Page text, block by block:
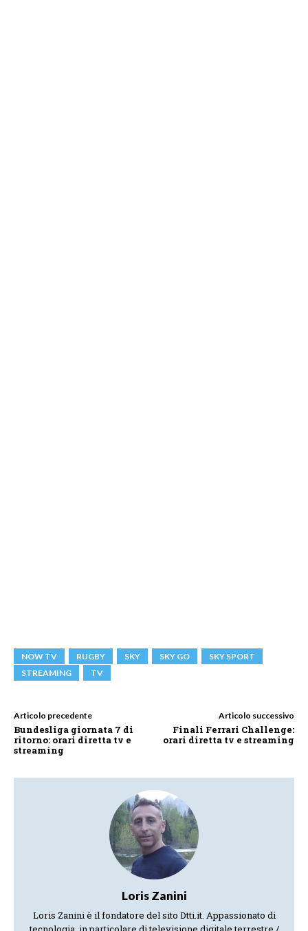
NOW TV RUGBY SKY SKY GO
SKY SPORT
STREAMING
TV
Articolo precedente
Bundesliga giornata 7 di
ritorno: orari diretta tv e
streaming
Articolo successivo
Finali Ferrari Challenge:
orari diretta tv e streaming
Loris Zanini
Loris Zanini è il fondatore del sito Dtti.it. Appassionato di